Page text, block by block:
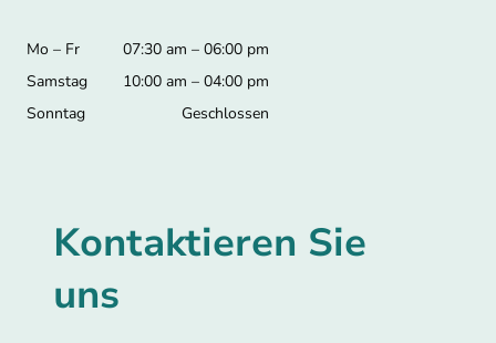
Mo – Fr
07:30 am – 06:00 pm
Samstag
10:00 am – 04:00 pm
Sonntag
Geschlossen
Kontaktieren Sie
uns